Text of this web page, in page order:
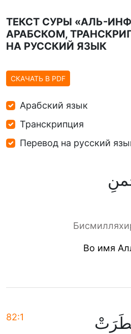
ТЕКСТ СУРЫ «АЛЬ-
АРАБСКОМ,
НА РУССКИЙ ЯЗЫК
СКАЧАТЬ В PDF
Арабский язык
Транскрипция
Перевод на русский
Во имя
82:1